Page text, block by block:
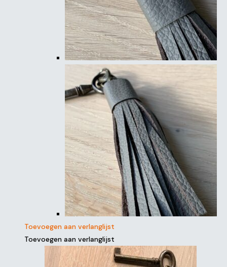
Toevoegen aan verlanglijst
Toevoegen aan verlanglijst